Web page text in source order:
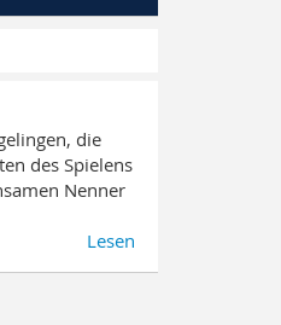
die
des Spielens
Nenner
Lesen